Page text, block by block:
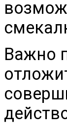
Важно